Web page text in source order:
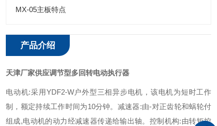
MX-05主板特点
产品介绍
天津厂家供应调节型多回转电动执行器
电动机:采用YDF2-W户外型三相异步电机，该电机为短时工作
制，额定持续工作时间为10分钟。 减速器:由-对正齿轮和蜗轮付
组成,电动机的动力经减速器传递给输出轴。 控制机构:由转矩控